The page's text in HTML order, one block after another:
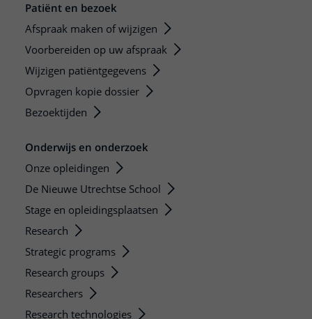
Patiënt en bezoek
Afspraak maken of wijzigen
Voorbereiden op uw afspraak
Wijzigen patiëntgegevens
Opvragen kopie dossier
Bezoektijden
Onderwijs en onderzoek
Onze opleidingen
De Nieuwe Utrechtse School
Stage en opleidingsplaatsen
Research
Strategic programs
Research groups
Researchers
Research technologies